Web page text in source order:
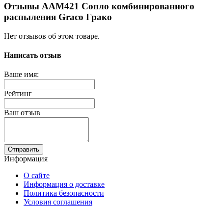
Отзывы AAM421 Сопло комбинированного
распыления Graco Грако
Нет отзывов об этом товаре.
Написать отзыв
Ваше имя:
Рейтинг
Ваш отзыв
Отправить
Информация
О сайте
Информация о доставке
Политика безопасности
Условия соглашения